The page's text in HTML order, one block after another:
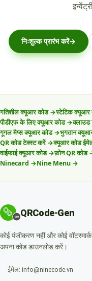
निःशुल्क प्रारंभ करें→
गतिशील क्यूआर कोड →स्टेटिक क्यूआर
पीडीएफ के लिए क्यूआर कोड →क्लाउड
गूगल मैप्स क्यूआर कोड →भुगतान
QR कोड टेक्स्ट करें →क्यूआर कोड
वाईफाई क्यूआर कोड →फ़ोन QR कोड
Ninecard →Nine Menu →
QRCode-Gen
कोई पंजीकरण नहीं और कोई
अपना कोड डाउनलोड करें।
ईमेल: info@ninecode.vn